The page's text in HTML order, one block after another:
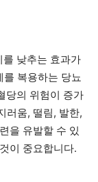
낮추는 효과가
복용하는 당뇨
당의 위험이 증가
러움, 떨림, 발한,
을 유발할 수 있
이 중요합니다.